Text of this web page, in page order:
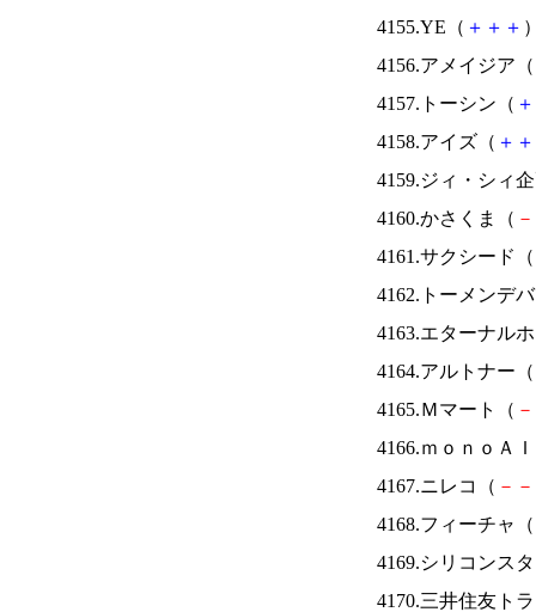
4155.YE（ ＋ ＋ ＋
4156.アメイジア（
4157.トーシン（ ＋
4158.アイズ（ ＋ ＋
4159.ジィ・シィ
4160.かさくま（ －
4161.サクシード（
4162.トーメンデ
4163.エターナル
4164.アルトナー（
4165.Ｍマート（ －
4166.ｍｏｎｏＡ
4167.ニレコ（ － －
4168.フィーチャ（
4169.シリコンス
4170.三井住友ト